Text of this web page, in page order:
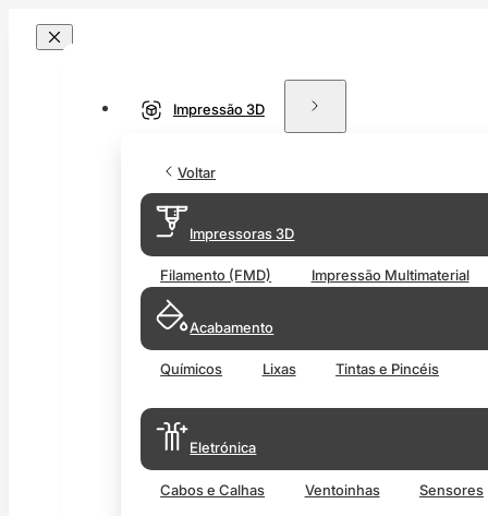
Impressão 3D
Voltar
Impressoras 3D
Filamento (FMD) Impressão Multimaterial
Acabamento
Químicos Lixas Tintas e Pincéis
Eletrónica
Cabos e Calhas Ventoinhas Sensores